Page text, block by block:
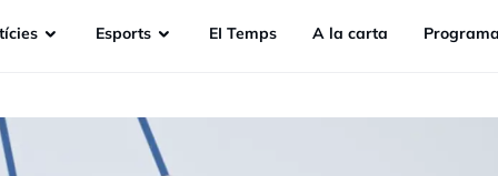
Esports EI Temps A la carta